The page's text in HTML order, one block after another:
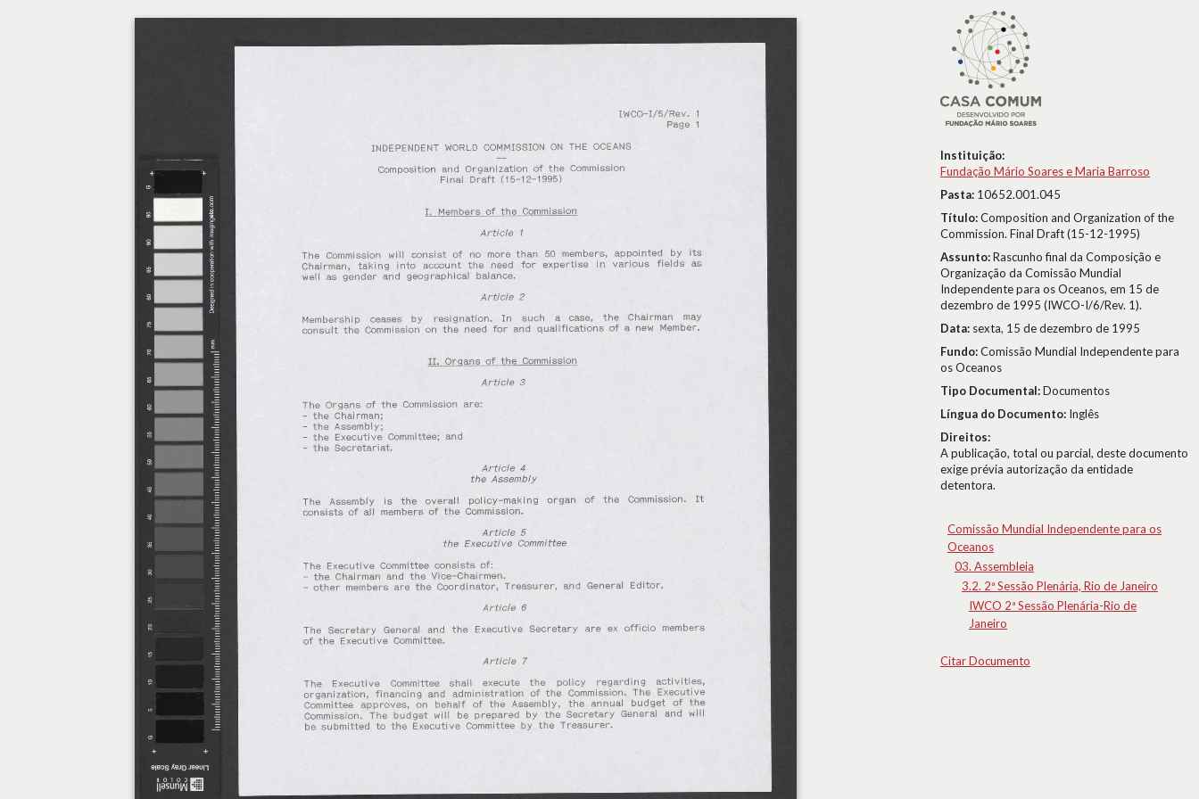
Instituição:
Fundação Mário Soares e Maria Barroso
Pasta: 10652.001.045
Título:Composition and Organization of the
Commission. Final Draft (15-12-1995)
Assunto:Rascunho final da Composição e
Organização da Comissão Mundial
Independente para os Oceanos, em 15 de
dezembro de 1995 (IWCO-I/6/Rev. 1).
Data: sexta, 15 de dezembro de 1995
Fundo:Comissão Mundial Independente para
os Oceanos
Tipo Documental:Documentos
Língua do Documento: Inglês
Direitos:
A publicação, total ou parcial, deste documento
exige prévia autorização da entidade
detentora.
Comissão Mundial Independente para os
Oceanos
03. Assembleia
3.2. 2ª Sessão Plenária, Rio de Janeiro
IWCO 2ª Sessão Plenária-Rio de
Janeiro
Citar Documento